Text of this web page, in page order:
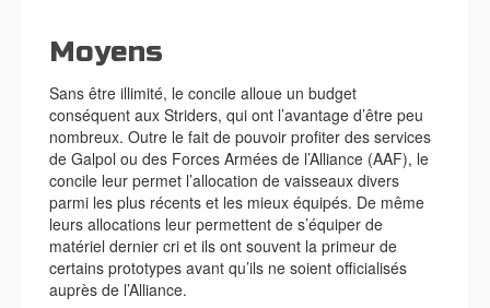
Moyens
Sans être illimité, le concile alloue un budget
conséquent aux Striders, qui ont l’avantage d’être peu
nombreux. Outre le fait de pouvoir profiter des services
de Galpol ou des Forces Armées de l’Alliance (AAF), le
concile leur permet l’allocation de vaisseaux divers
parmi les plus récents et les mieux équipés. De même
leurs allocations leur permettent de s’équiper de
matériel dernier cri et ils ont souvent la primeur de
certains prototypes avant qu’ils ne soient officialisés
auprès de l’Alliance.